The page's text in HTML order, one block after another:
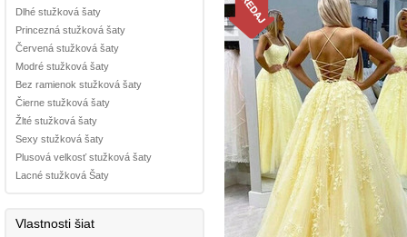
Dlhé stužková šaty
Princezná stužková šaty
Červená stužková šaty
Modré stužková šaty
Bez ramienok stužková šaty
Čierne stužková šaty
Žlté stužková šaty
Sexy stužková šaty
Plusová velkosť stužková šaty
Lacné stužková Šaty
Vlastnosti šiat